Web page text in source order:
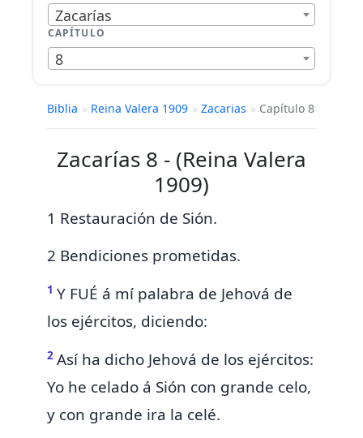
Zacarías
CAPÍTULO
8
Biblia » Reina Valera 1909 » Zacarias » Capítulo 8
Zacarías 8 - (Reina Valera
1909)
1 Restauración de Sión.
2 Bendiciones prometidas.
1 Y FUÉ á mí palabra de Jehová de
los ejércitos, diciendo:
2 Así ha dicho Jehová de los ejércitos:
Yo he celado á Sión con grande celo,
y con grande ira la celé.